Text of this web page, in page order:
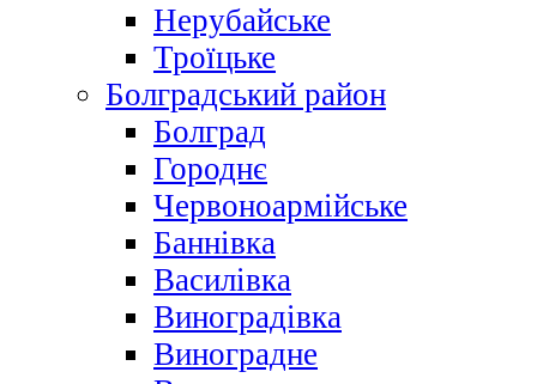
Нерубайське
Троїцьке
Болградський район
Болград
Городнє
Червоноармійське
Баннівка
Василівка
Виноградівка
Виноградне